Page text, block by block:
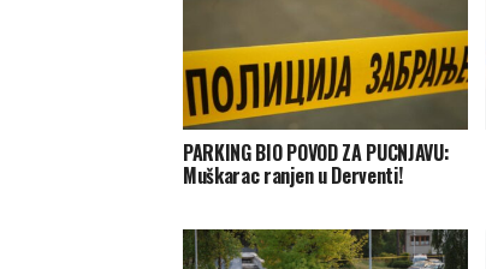
PARKING BIO POVOD ZA PUCNJAVU:
Muškarac ranjen u Derventi!